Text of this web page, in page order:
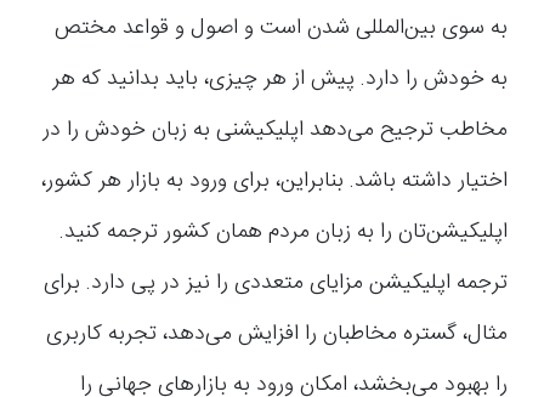
به سوی بین‌المللی شدن است و اصول و قواعد مختص
به خودش را دارد. پیش از هر چیزی، باید بدانید که هر
مخاطب ترجیح می‌دهد اپلیکیشنی به زبان خودش را در
اختیار داشته باشد. بنابراین، برای ورود به بازار هر کشور،
اپلیکیشن‌تان را به زبان مردم همان کشور ترجمه کنید.
ترجمه اپلیکیشن مزایای متعددی را نیز در پی دارد. برای
مثال، گستره مخاطبان را افزایش می‌دهد، تجربه کاربری
را بهبود می‌بخشد، امکان ورود به بازارهای جهانی را